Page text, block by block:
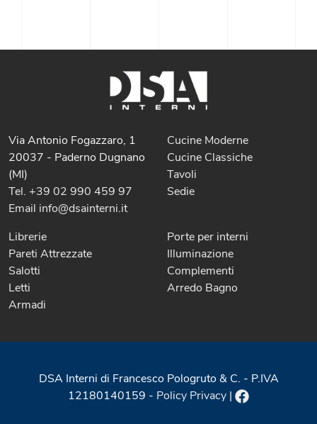
Via Antonio Fogazzaro, 1
20037 - Paderno Dugnano
(MI)
Tel. +39 02 990 459 97
Email info@dsainterni.it
Cucine Moderne
Cucine Classiche
Tavoli
Sedie
Librerie
Pareti Attrezzate
Salotti
Letti
Armadi
Porte per interni
Illuminazione
Complementi
Arredo Bagno
DSA Interni di Francesco Pologruto & C. - P.IVA
12180140159 - Policy Privacy |